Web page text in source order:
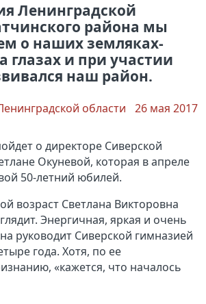
Ленинградской
района мы
о наших земляках-
глазах и при участии
наш район.
области 26 мая 2017
о директоре Сиверской
Окуневой, которая в апреле
50-летний юбилей.
возраст Светлана Викторовна
Энергичная, яркая и очень
руководит Сиверской гимназией
года. Хотя, по ее
«кажется, что началось